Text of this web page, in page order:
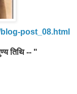
post_08.html
तिथि -- "